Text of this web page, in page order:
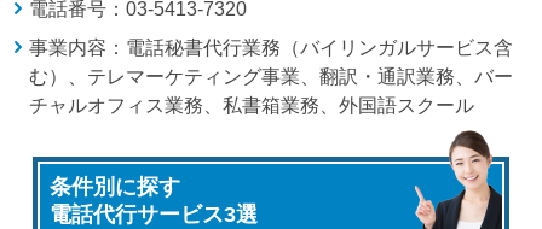
電話番号：03-5413-7320
事業内容：電話秘書代行業務（バイリンガルサービス含
む）、テレマーケティング事業、翻訳・通訳業務、バー
チャルオフィス業務、私書箱業務、外国語スクール
条件別に探す
電話代行サービス3選